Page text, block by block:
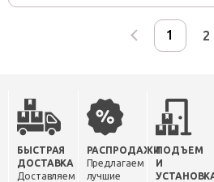
2
БЫСТРАЯ
ДОСТАВКА
Доставляем
РАСПРОДАЖИ
Предлагаем
лучшие
ПОДЪЕМ
И